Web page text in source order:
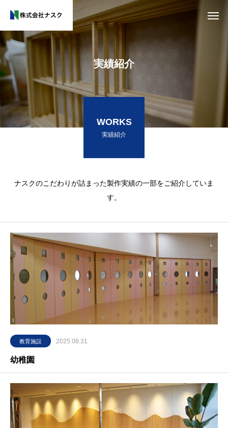
木でつくる
実績紹介
WORKS
実績紹介
ナスクのこだわりが詰まった製作実績の一部をご紹介していま
す。
教育施設 2025.08.31
幼稚園